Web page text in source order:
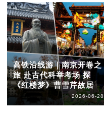
高铁沿线游｜南京开卷之
旅 赴古代科举考场 探
《红楼梦》曹雪芹故居
2026-06-28